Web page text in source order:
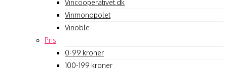
Vincooperativet.dk
Vinmonopolet
Vinoble
Pris
0-99 kroner
100-199 kroner